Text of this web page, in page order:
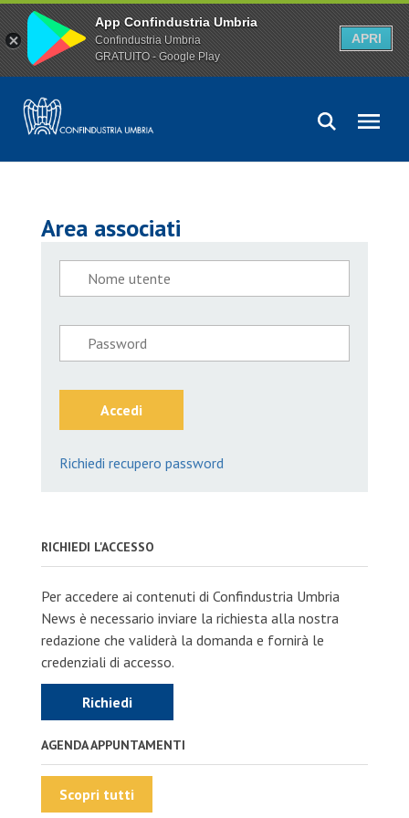
Area associati
Accedi
Richiedi recupero password
RICHIEDI L'ACCESSO
Per accedere ai contenuti di Confindustria Umbria
News è necessario inviare la richiesta alla nostra
redazione che validerà la domanda e fornirà le
credenziali di accesso.
Richiedi
AGENDA APPUNTAMENTI
Scopri tutti
App Confindustria Umbria
Confindustria Umbria
GRATUITO - Google Play
APRI